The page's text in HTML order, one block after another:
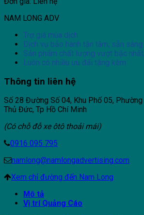
NAM LONG ADV
Trợ giá mùa dịch
Dịch vụ bảo hành tận tâm, sẵn
Sản phẩm chất lượng vượt bậc
Luôn có nhiều ưu đãi tặng kèm
Thông tin liên hệ
Số 28 Đường Số 04, Khu Phố 05, Phường
Thủ Đức, Tp Hồ Chí Minh
(Có chỗ đỗ xe ôtô thoải mái)
0916 095 795
namlong@namlongadvertising.com
Xem chỉ đường đến Nam Long
Mô tả
Vị trí Quảng Cáo